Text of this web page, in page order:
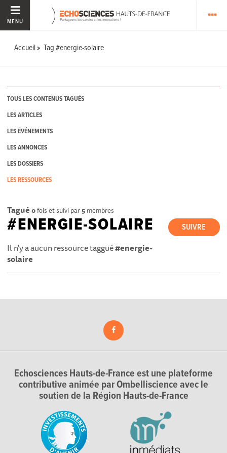
MENU
Accueil Tag #energie-solaire
TOUS LES CONTENUS TAGUÉS
LES ARTICLES
LES ÉVÉNEMENTS
LES ANNONCES
LES DOSSIERS
LES RESSOURCES
Tagué 0fois et suivi par 5 membres
SUIVRE
#ENERGIE-SOLAIRE
Il n'y a aucun ressource taggué#energie-
solaire
Echosciences Hauts-de-France est une plateforme
contributive animée par Ombelliscience avec le
soutien de la Région Hauts-de-France